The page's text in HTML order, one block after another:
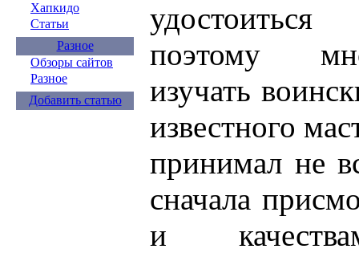
Хапкидо
Статьи
Разное
Обзоры сайтов
Разное
Добавить статью
поэтому
изучать
известного
принимал не
сначала
и